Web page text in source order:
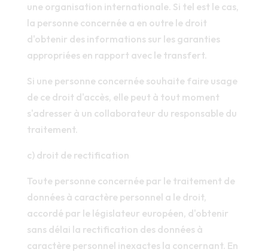
une organisation internationale. Si tel est le cas,
la personne concernée a en outre le droit
d'obtenir des informations sur les garanties
appropriées en rapport avec le transfert.
Si une personne concernée souhaite faire usage
de ce droit d'accès, elle peut à tout moment
s'adresser à un collaborateur du responsable du
traitement.
c) droit de rectification
Toute personne concernée par le traitement de
données à caractère personnel a le droit,
accordé par le législateur européen, d'obtenir
sans délai la rectification des données à
caractère personnel inexactes la concernant. En